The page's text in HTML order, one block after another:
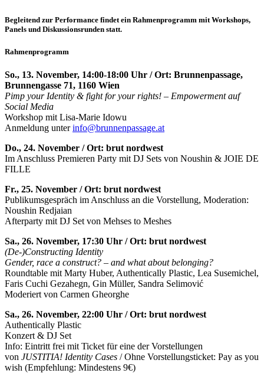
Begleitend zur Performance findet ein Rahmenprogramm mit Workshops,
Panels und Diskussionsrunden statt.
Rahmenprogramm
So., 13. November, 14:00-18:00 Uhr / Ort: Brunnenpassage,
Brunnengasse 71, 1160 Wien
Pimp your Identity & fight for your rights! – Empowerment auf
Social Media
Workshop mit Lisa-Marie Idowu
Anmeldung unterinfo@brunnenpassage.at
Do., 24. November / Ort: brut nordwest
Im Anschluss Premieren Party mit DJ Sets von Noushin & JOIE DE
FILLE
Fr., 25. November / Ort: brut nordwest
Publikumsgespräch im Anschluss an die Vorstellung, Moderation:
Noushin Redjaian
Afterparty mit DJ Set von Mehses to Meshes
Sa., 26. November, 17:30 Uhr / Ort: brut nordwest
(De-)Constructing Identity
Gender, race a construct? – and what about belonging?
Roundtable mit Marty Huber, Authentically Plastic, Lea Susemichel,
Faris Cuchi Gezahegn, Gin Müller, Sandra Selimović
Moderiert von Carmen Gheorghe
Sa., 26. November, 22:00 Uhr / Ort: brut nordwest
Authentically Plastic
Konzert & DJ Set
Info: Eintritt frei mit Ticket für eine der Vorstellungen
von JUSTITIA! Identity Cases / Ohne Vorstellungsticket: Pay as you
wish (Empfehlung: Mindestens 9€)